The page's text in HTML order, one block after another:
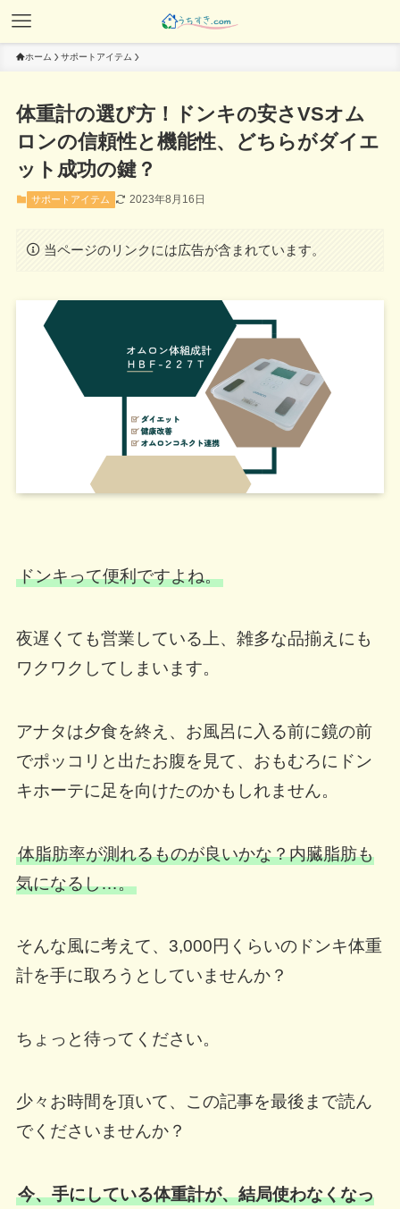
ホーム サポートアイテム
体重計の選び方！ドンキの安さVSオム
ロンの信頼性と機能性、どちらがダイエ
ット成功の鍵？
サポートアイテム 2023年8月16日
当ページのリンクには広告が含まれています。
ドンキって便利ですよね。
夜遅くても営業している上、雑多な品揃えにも
ワクワクしてしまいます。
アナタは夕食を終え、お風呂に入る前に鏡の前
でポッコリと出たお腹を見て、おもむろにドン
キホーテに足を向けたのかもしれません。
体脂肪率が測れるものが良いかな？内臓脂肪も
気になるし…。
そんな風に考えて、3,000円くらいのドンキ体重
計を手に取ろうとしていませんか？
ちょっと待ってください。
少々お時間を頂いて、この記事を最後まで読ん
でくださいませんか？
今、手にしている体重計が、結局使わなくなっ